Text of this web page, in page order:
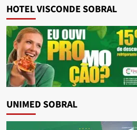
HOTEL VISCONDE SOBRAL
UNIMED SOBRAL